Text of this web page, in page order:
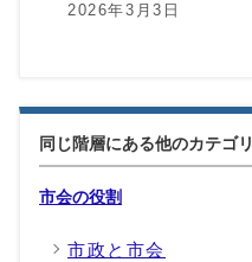
2026年3月3日
同じ階層にある他のカテゴリ
市会の役割
市政と市会